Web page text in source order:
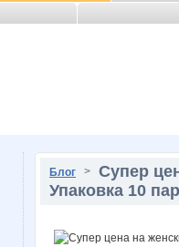
Блог > Супер
Упаковка 10